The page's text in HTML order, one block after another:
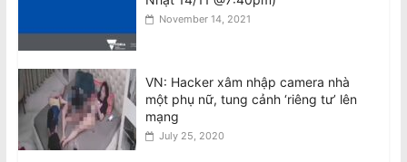
Thư Kiêm Chủ Tịch Nước CHXHCN
Việt Nam Thăm Viếng Nước Úc.
Announcement: Objection to the Visit
of General of Public Security, General
Secretary and State President of the
Socialist Republic of Vietnam, to
November 14, 2021
VN: Hacker xâm nhập camera nhà
một phụ nữ, tung cảnh ‘riêng tư’ lên
mạng
July 25, 2020